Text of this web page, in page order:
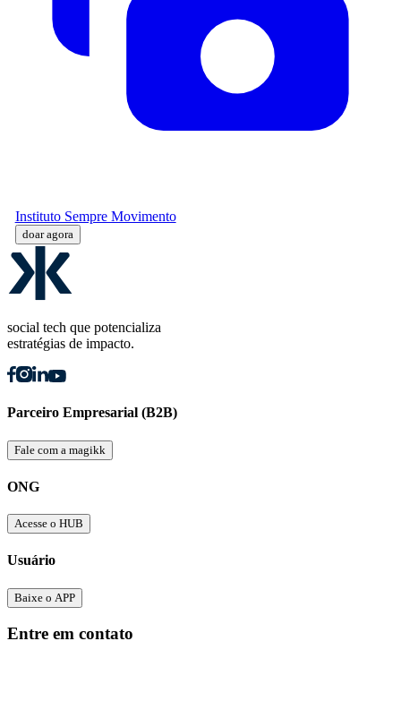
Instituto Sempre Movimento
doar agora
social tech que potencializa
estratégias de impacto.
Parceiro Empresarial (B2B)
Fale com a magikk
ONG
Acesse o HUB
Usuário
Baixe o APP
Entre em contato